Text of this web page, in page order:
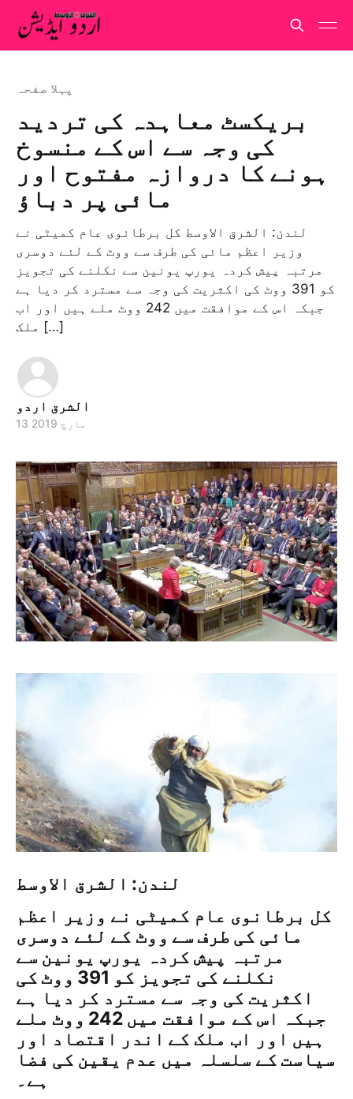
پہلا صفحہ
بریکسٹ معاہدہ کی تردید
کی وجہ سے اس کے منسوخ
ہونے کا دروازہ مفتوح اور
مائی پر دباؤ
لندن: الشرق الاوسط کل برطانوی عام کمیٹی نے
وزیر اعظم مائی کی طرف سے ووٹ کے لئے دوسری
مرتبہ پیش کردہ یورپ یونین سے نکلنے کی تجویز
کو 391 ووٹ کی اکثریت کی وجہ سے مسترد کر دیا ہے
جبکہ اس کے موافقت میں 242 ووٹ ملے ہیں اور اب
ملک […]
الشرق اردو
13 مارچ 2019
لندن: الشرق الاوسط
کل برطانوی عام کمیٹی نے وزیر اعظم
مائی کی طرف سے ووٹ کے لئے دوسری
مرتبہ پیش کردہ یورپ یونین سے
نکلنے کی تجویز کو 391 ووٹ کی
اکثریت کی وجہ سے مسترد کر دیا ہے
جبکہ اس کے موافقت میں 242 ووٹ ملے
ہیں اور اب ملک کے اندر اقتصاد اور
سیاست کے سلسلہ میں عدم یقین کی فضا
ہے۔